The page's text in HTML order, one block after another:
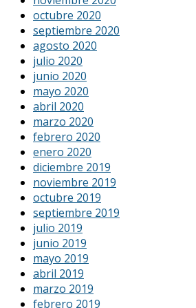
octubre 2020
septiembre 2020
agosto 2020
julio 2020
junio 2020
mayo 2020
abril 2020
marzo 2020
febrero 2020
enero 2020
diciembre 2019
noviembre 2019
octubre 2019
septiembre 2019
julio 2019
junio 2019
mayo 2019
abril 2019
marzo 2019
febrero 2019